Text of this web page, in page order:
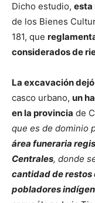
Dicho estudio, esta
de los Bienes
181, que
considerados de
La excavación
casco urbano, un
en la provincia de
que es de dominio
área funeraria
Centrales, donde
cantidad de restos
pobladores